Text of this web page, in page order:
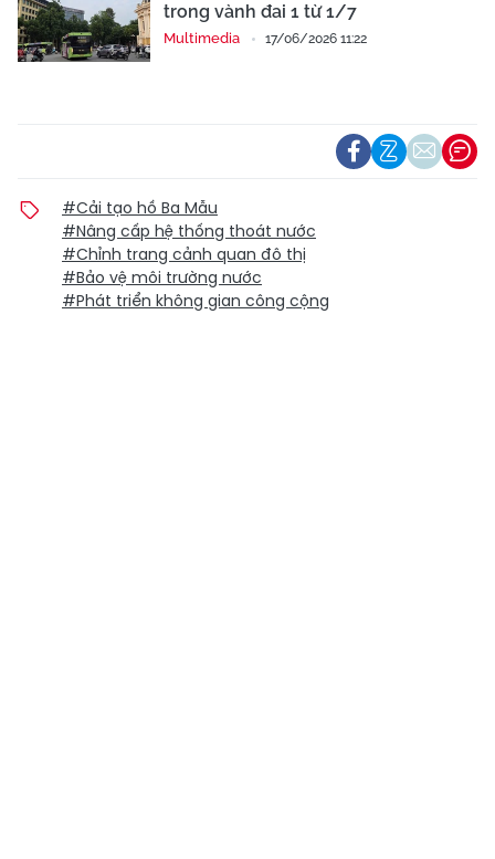
trong vành đai 1 từ 1/7
Multimedia 17/06/2026 11:22
#Cải tạo hồ Ba Mẫu
#Nâng cấp hệ thống thoát nước
#Chỉnh trang cảnh quan đô thị
#Bảo vệ môi trường nước
#Phát triển không gian công cộng